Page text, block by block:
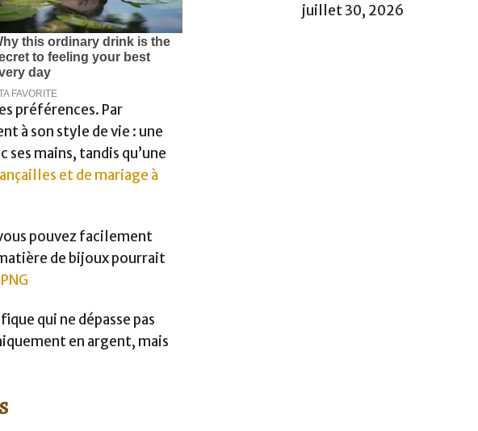
préférences. Par
à son style de vie : une
mains, tandis qu’une
et de mariage à
pouvez facilement
de bijoux pourrait
qui ne dépasse pas
en argent, mais
juillet 30, 2026